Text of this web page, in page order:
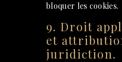
bloquer les cookies.
9. Droit
et
juridiction.